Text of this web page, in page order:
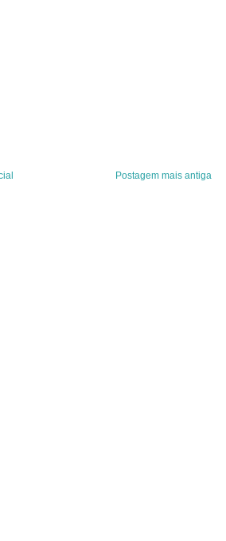
Postagem mais antiga